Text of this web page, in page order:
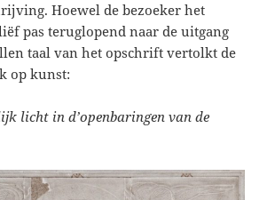
Hoewel de bezoeker het
pas teruglopend naar de uitgang
taal van het opschrift vertolkt de
op kunst:
licht in d’openbaringen van de